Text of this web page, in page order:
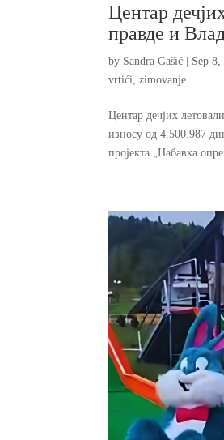
Центар
правде и
by Sandra Gašić | Sep 8,
vrtići ,zimovanje
Центар дечјих
износу од 4.500.987
пројекта „Набавка